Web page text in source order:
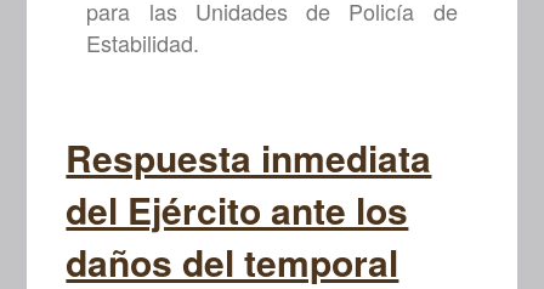
para las Unidades de Policía de
Estabilidad.
Respuesta inmediata
del Ejército ante los
daños del temporal